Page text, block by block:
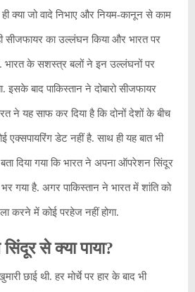
ही क्या जो वादे निभाए और नियम-कानून से काम
का उल्लंघन किया और भारत पर
भारत के सशस्त्र बलों ने इन उल्लंघनों पर
इसके बाद पाकिस्तान ने दोबारो सीजफायर
ने यह साफ कर दिया है कि दोनों देशों के बीच
एक्सपायरिंग डेट नहीं है. साथ ही यह बात भी
दिया गया कि भारत ने अपना ऑपरेशन सिंदूर
गया है. अगर पाकिस्तान ने भारत में शांति को
करने में कोई परहेज नहीं होगा.
से क्या पाया?
छाई थी. हर मोर्चे पर हार के बाद भी